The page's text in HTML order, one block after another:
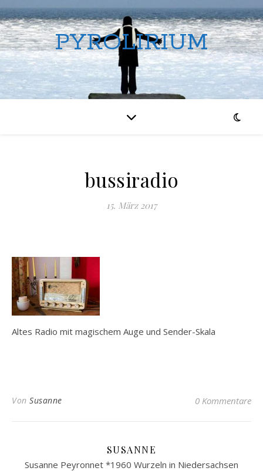
PYROLIRIUM
bussiradio
15. März 2017
Altes Radio mit magischem Auge und Sender-Skala
Von Susanne 0 Kommentare
SUSANNE
Susanne Peyronnet *1960 Wurzeln in Niedersachsen